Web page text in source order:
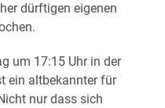
dürftigen eigenen
um 17:15 Uhr in der
ein altbekannter für
nur dass sich